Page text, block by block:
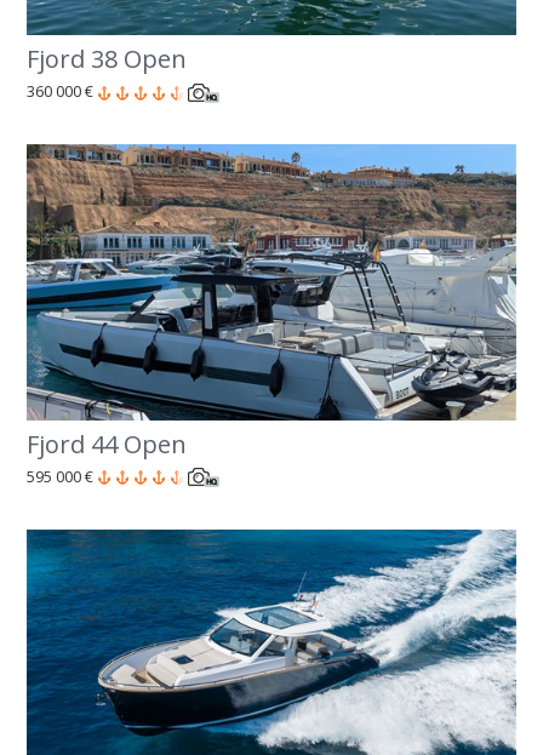
Fjord 38 Open
360 000 €
Fjord 44 Open
595 000 €